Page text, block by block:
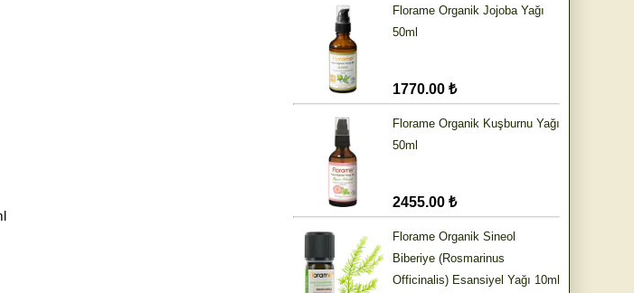
Florame Organik Jojoba Yağı
50ml
1770.00 ₺
Florame Organik Kuşburnu Yağı
50ml
2455.00 ₺
Florame Organik Sineol
Biberiye (Rosmarinus
Officinalis) Esansiyel Yağı 10ml